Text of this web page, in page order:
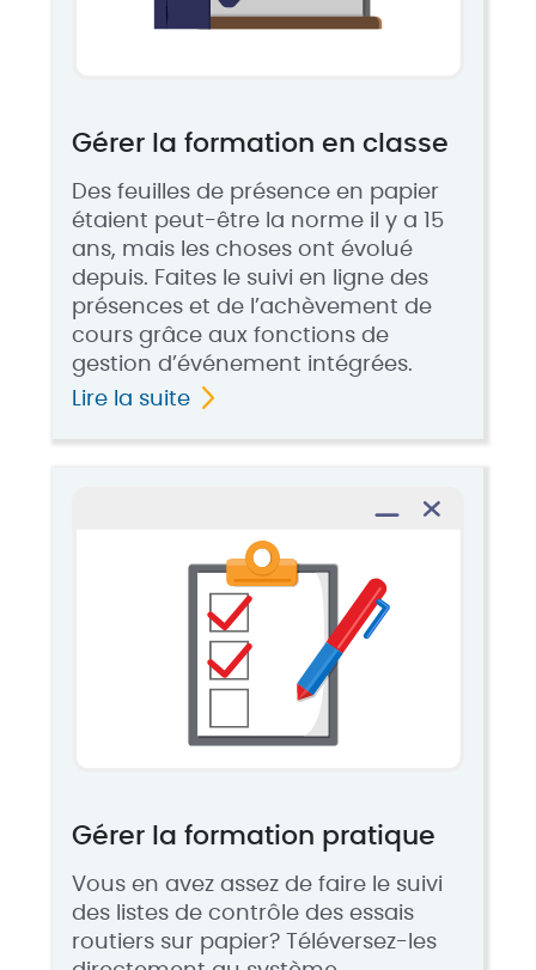
Gérer la formation en classe
Des feuilles de présence en papier
étaient peut-être la norme il y a 15
ans, mais les choses ont évolué
depuis. Faites le suivi en ligne des
présences et de l’achèvement de
cours grâce aux fonctions de
gestion d’événement intégrées.
Lire la suite
Gérer la formation pratique
Vous en avez assez de faire le suivi
des listes de contrôle des essais
routiers sur papier? Téléversez-les